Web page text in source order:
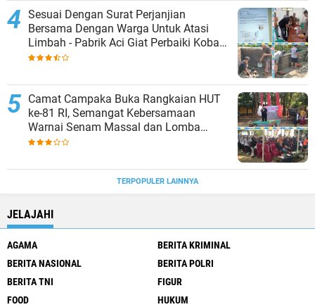
Sesuai Dengan Surat Perjanjian
Bersama Dengan Warga Untuk Atasi
Limbah - Pabrik Aci Giat Perbaiki Kobak
Penampungan Air
Camat Campaka Buka Rangkaian HUT
ke-81 RI, Semangat Kebersamaan
Warnai Senam Massal dan Lomba
Karaoke Perangkat Desa
TERPOPULER LAINNYA
JELAJAHI
AGAMA
BERITA KRIMINAL
BERITA NASIONAL
BERITA POLRI
BERITA TNI
FIGUR
FOOD
HUKUM